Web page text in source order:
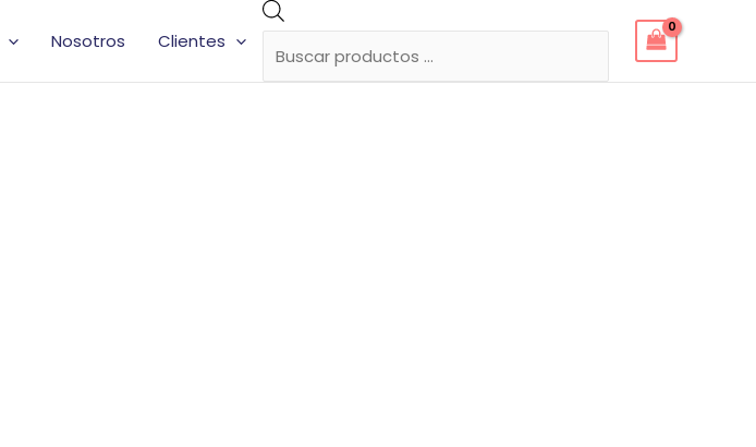
Nosotros Clientes
productos